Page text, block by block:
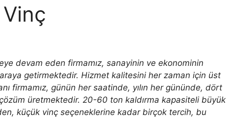
devam eden firmamız, sanayinin ve ekonominin
getirmektedir. Hizmet kalitesini her zaman için üst
firmamız, günün her saatinde, yılın her gününde, dört
üretmektedir. 20-60 ton kaldırma kapasiteli büyük
küçük vinç seçeneklerine kadar birçok tercih, bu